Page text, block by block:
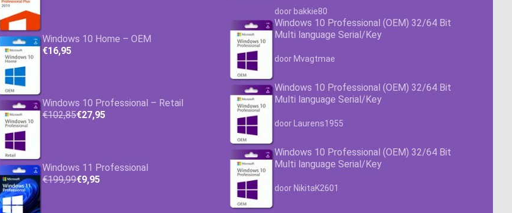
Windows 10 Home – OEM
€16,95
Windows 10 Professional – Retail
€102,85€27,95
Windows 11 Professional
€199,99€9,95
Waardering4.63
door bakkie80
Windows 10 Professional (OEM) 32/64 Bit
Multi language Serial/Key
Waardering4.63
door Mvagtmae
Windows 10 Professional (OEM) 32/64 Bit
Multi language Serial/Key
Waardering4.63uit 5
door Laurens1955
Windows 10 Professional (OEM) 32/64 Bit
Multi language Serial/Key
Waardering4.63
door NikitaK2601